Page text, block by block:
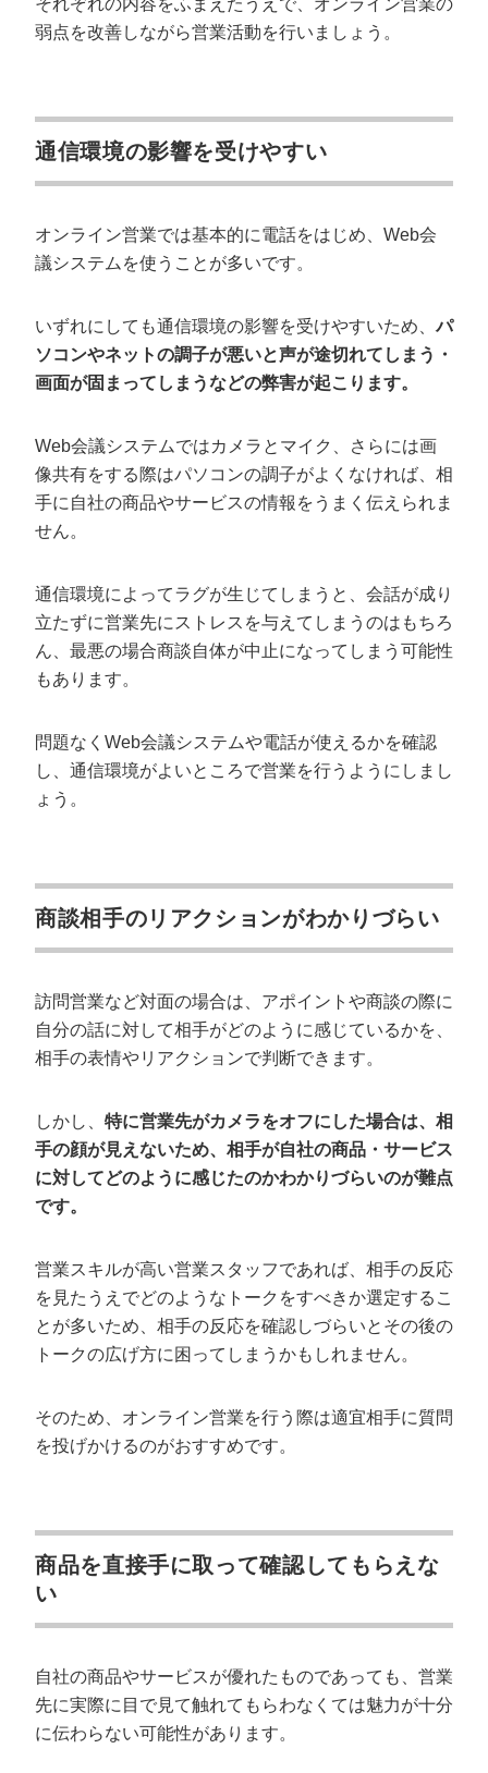
それぞれの内容をふまえたうえで、オンライン営業の
弱点を改善しながら営業活動を行いましょう。
通信環境の影響を受けやすい
オンライン営業では基本的に電話をはじめ、Web会
議システムを使うことが多いです。
いずれにしても通信環境の影響を受けやすいため、パ
ソコンやネットの調子が悪いと声が途切れてしまう・
画面が固まってしまうなどの弊害が起こります。
Web会議システムではカメラとマイク、さらには画
像共有をする際はパソコンの調子がよくなければ、相
手に自社の商品やサービスの情報をうまく伝えられま
せん。
通信環境によってラグが生じてしまうと、会話が成り
立たずに営業先にストレスを与えてしまうのはもちろ
ん、最悪の場合商談自体が中止になってしまう可能性
もあります。
問題なくWeb会議システムや電話が使えるかを確認
し、通信環境がよいところで営業を行うようにしまし
ょう。
商談相手のリアクションがわかりづらい
訪問営業など対面の場合は、アポイントや商談の際に
自分の話に対して相手がどのように感じているかを、
相手の表情やリアクションで判断できます。
しかし、 特に営業先がカメラをオフにした場合は、相
手の顔が見えないため、相手が自社の商品・サービス
に対してどのように感じたのかわかりづらいのが難点
です。
営業スキルが高い営業スタッフであれば、相手の反応
を見たうえでどのようなトークをすべきか選定するこ
とが多いため、相手の反応を確認しづらいとその後の
トークの広げ方に困ってしまうかもしれません。
そのため、オンライン営業を行う際は適宜相手に質問
を投げかけるのがおすすめです。
商品を直接手に取って確認してもらえな
い
自社の商品やサービスが優れたものであっても、営業
先に実際に目で見て触れてもらわなくては魅力が十分
に伝わらない可能性があります。